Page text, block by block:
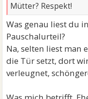
Mütter? Respekt!
Was genau liest du
Pauschalurteil?
Na, selten liest man
die Tür setzt, dort
verleugnet,